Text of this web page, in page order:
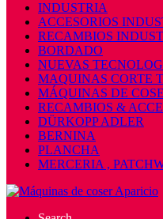
INDUSTRIA
ACCESORIOS
RECAMBIOS
BORDADO
NUEVAS
MAQUINAS CORTE
MÁQUINAS DE
RECAMBIOS &
DÜRKOPP ADLER
BERNINA
PLANCHA
MERCERIA ,